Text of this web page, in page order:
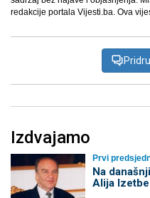
redakcije portala Vijesti.ba. Ova
Izdvajamo
Prvi
Na
Alija